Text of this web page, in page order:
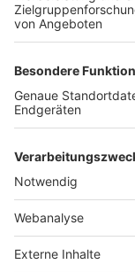
TOP-PARTNER